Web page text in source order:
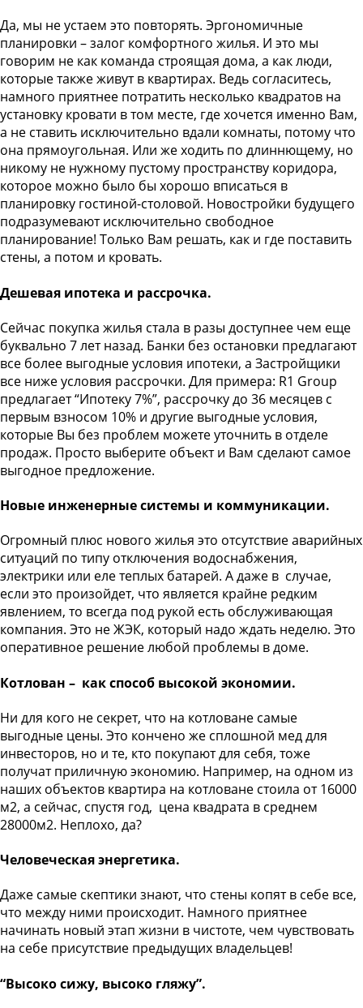
Да, мы не устаем это повторять. Эргономичные
планировки – залог комфортного жилья. И это мы
говорим не как команда строящая дома, а как люди,
которые также живут в квартирах. Ведь согласитесь,
намного приятнее потратить несколько квадратов на
установку кровати в том месте, где хочется именно Вам,
а не ставить исключительно вдали комнаты, потому что
она прямоугольная. Или же ходить по длиннющему, но
никому не нужному пустому пространству коридора,
которое можно было бы хорошо вписаться в
планировку гостиной-столовой. Новостройки будущего
подразумевают исключительно свободное
планирование! Только Вам решать, как и где поставить
стены, а потом и кровать.
Дешевая ипотека и рассрочка.
Сейчас покупка жилья стала в разы доступнее чем еще
буквально 7 лет назад. Банки без остановки предлагают
все более выгодные условия ипотеки, а Застройщики
все ниже условия рассрочки. Для примера: R1 Group
предлагает “Ипотеку 7%”, рассрочку до 36 месяцев с
первым взносом 10% и другие выгодные условия,
которые Вы без проблем можете уточнить в отделе
продаж. Просто выберите объект и Вам сделают самое
выгодное предложение.
Новые инженерные системы и коммуникации.
Огромный плюс нового жилья это отсутствие аварийных
ситуаций по типу отключения водоснабжения,
электрики или еле теплых батарей. А даже в случае,
если это произойдет, что является крайне редким
явлением, то всегда под рукой есть обслуживающая
компания. Это не ЖЭК, который надо ждать неделю. Это
оперативное решение любой проблемы в доме.
Котлован – как способ высокой экономии.
Ни для кого не секрет, что на котловане самые
выгодные цены. Это кончено же сплошной мед для
инвесторов, но и те, кто покупают для себя, тоже
получат приличную экономию. Например, на одном из
наших объектов квартира на котловане стоила от 16000
м2, а сейчас, спустя год, цена квадрата в среднем
28000м2. Неплохо, да?
Человеческая энергетика.
Даже самые скептики знают, что стены копят в себе все,
что между ними происходит. Намного приятнее
начинать новый этап жизни в чистоте, чем чувствовать
на себе присутствие предыдущих владельцев!
“Высоко сижу, высоко гляжу”.